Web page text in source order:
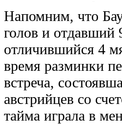
Напомним, что
голов и отдавший
отличившийся 4
время разминки
встреча,
австрийцев со
тайма играла в